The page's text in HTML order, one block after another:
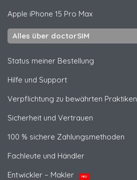
Apple iPhone 15 Pro Max
Alles über doctorSIM
Status meiner Bestellung
Hilfe und Support
Verpflichtung zu bewährten Praktiken
Sicherheit und Vertrauen
100 % sichere Zahlungsmethoden
Fachleute und Händler
Entwickler – Makler
NEU